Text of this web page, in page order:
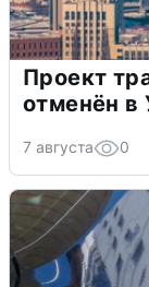
Проект
отменён в
7 августа 0